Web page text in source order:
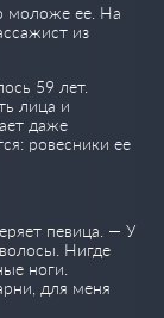
моложе ее. На
из
59 лет.
лица и
даже
ровесники ее
певица. — У
Нигде
ноги.
для меня